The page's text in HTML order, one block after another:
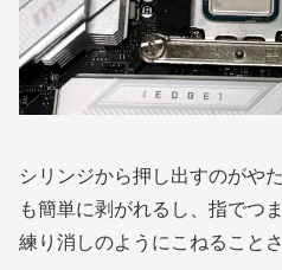
シリンジから押し出すのがや
も簡単に剥がれるし、指でつ
練り消しのようにこねること